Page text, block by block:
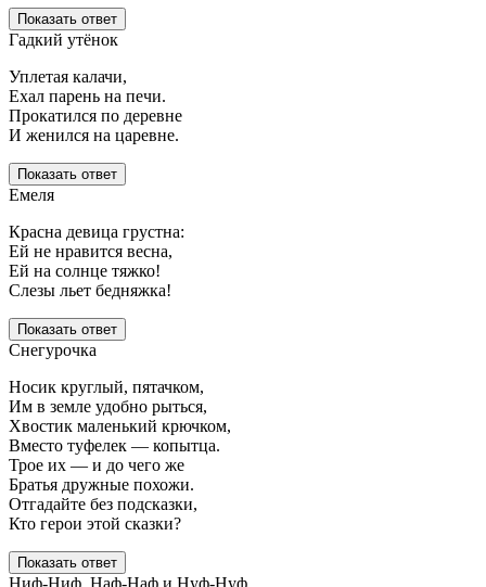
Показать ответ
Гадкий утёнок
Уплетая калачи,
Ехал парень на печи.
Прокатился по деревне
И женился на царевне.
Показать ответ
Емеля
Красна девица грустна:
Ей не нравится весна,
Ей на солнце тяжко!
Слезы льет бедняжка!
Показать ответ
Снегурочка
Носик круглый, пятачком,
Им в земле удобно рыться,
Хвостик маленький крючком,
Вместо туфелек — копытца.
Трое их — и до чего же
Братья дружные похожи.
Отгадайте без подсказки,
Кто герои этой сказки?
Показать ответ